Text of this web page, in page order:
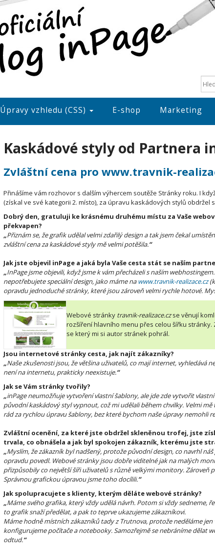
Úpravy vzhledu (CSS) E-shop Marketing
Kaskádové styly od Partnera
Zvláštní cena pro www.travnik-
Přinášíme vám rozhovor s dalším výhercem soutěže Stránky roku. I
(získal ve své kategorii 2. místo), za úpravu kaskádových stylů obdržel
Dobrý den, gratuluji ke krásnému druhému místu za Vaše
překvapen?
„Přiznám se, že grafik udělal velmi zdařilý design a tak jsem čekal
zvláštní cena za kaskádové styly mě velmi potěšila.“
Jak jste objevil inPage a jaká byla Vaše cesta stát se naším
„InPage jsme objevili, když jsme k vám přecházeli s naším
nepotřebujete speciální design, jako máme na www.travnik-realizace.cz
opravdu jednoduché stránky, které jsou zároveň velmi rychle hotové.
Webové stránky travnik-realizace.czse věnují
rozšíření hlavního menu přes celou šířku
se který mi si autor stránek pohrál.
Jsou internetové stránky cesta, jak najít zákazníky?
„Naše zkušenosti jsou, že většina uživatelů, co mají internet, vyhledává
není na internetu, prakticky neexistuje.“
Jak se Vám stránky tvořily?
„inPage neumožňuje vytvoření vlastní šablony, ale jde zde vytvořit
původní kaskádový styl vypnout, což mi udělali během chvilky. Velmi
rád za rychlou úpravu šablony, bez které bychom naše úpravy nemohli
Zvláštní ocenění, za které jste obdržel skleněnou trofej, jste
trvala, co obnášela a jak byl spokojen zákazník, kterému jste
„Myslím, že zákazník byl nadšený, protože původní design, co navrhl
opravdu povedl. Webové stránky jsou dobře viditelné jak na malých
přizpůsobily co největší šíři uživatelů s různě velkými monitory. Zároveň
Správnou grafickou úpravou jsme toho docílili.“
Jak spolupracujete s klienty, kterým děláte webové stránky?
„Máme svého grafika, který vždy udělá návrh. Potom si vždy sedneme,
to grafik snaží předělat, a pak to teprve ukazujeme zákazníkovi.
Máme hodně místních zákazníků tady z Trutnova, protože neděláme
konfigurujeme počítače a notebooky. Samozřejmě se nebráníme dělat
odtud.“